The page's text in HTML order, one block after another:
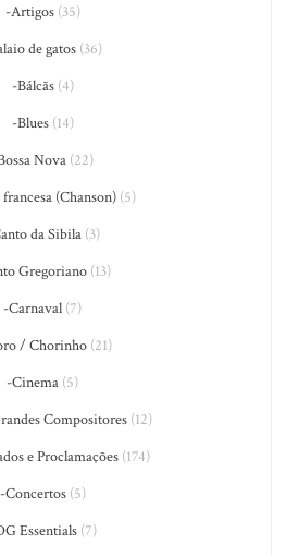
-Artigos(35)
de gatos (36)
-Bálcãs(4)
-Blues(14)
Nova (22)
(Chanson)(5)
da Sibila(3)
Gregoriano (13)
-Carnaval (7)
/ Chorinho (21)
-Cinema (5)
Compositores(12)
e Proclamações(174)
-Concertos(5)
Essentials(7)